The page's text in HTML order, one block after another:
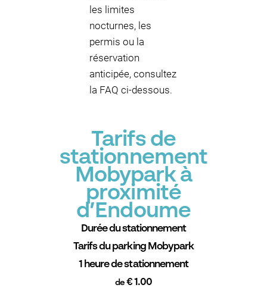
les limites
nocturnes, les
permis ou la
réservation
anticipée, consultez
la FAQ ci-dessous.
Tarifs de
stationnement
Mobypark à
proximité
d’Endoume
Durée du stationnement
Tarifs du parking Mobypark
1 heure de stationnement
de€ 1.00